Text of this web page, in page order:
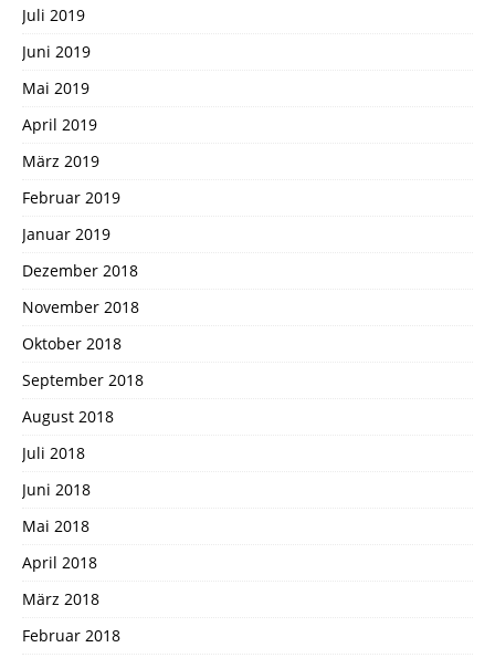
Juli 2019
Juni 2019
Mai 2019
April 2019
März 2019
Februar 2019
Januar 2019
Dezember 2018
November 2018
Oktober 2018
September 2018
August 2018
Juli 2018
Juni 2018
Mai 2018
April 2018
März 2018
Februar 2018